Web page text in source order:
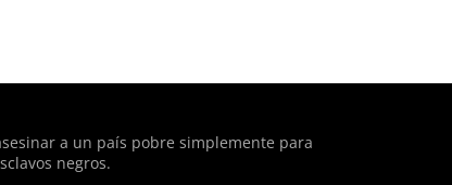
a un país pobre simplemente para
negros.